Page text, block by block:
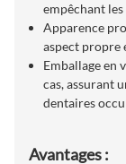
empêchant
Apparence
aspect propre
Emballage en
cas, assurant
dentaires
Avantages :